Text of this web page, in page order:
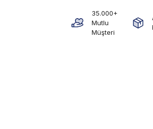
35.000+
Mutlu
Müşteri